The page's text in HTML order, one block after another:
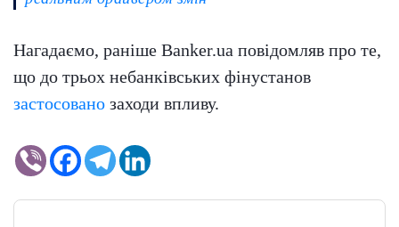
Нагадаємо, раніше Banker.ua повідомляв про те,
що до трьох небанківських фінустанов
застосовано заходи впливу.